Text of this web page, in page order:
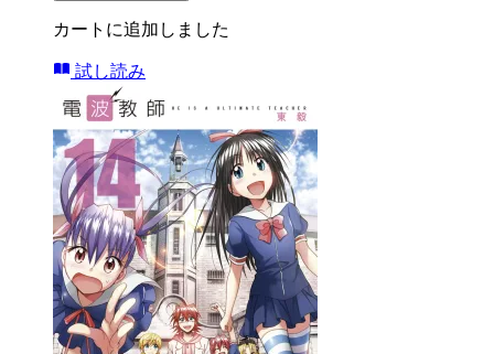
カートに追加しました
試し読み